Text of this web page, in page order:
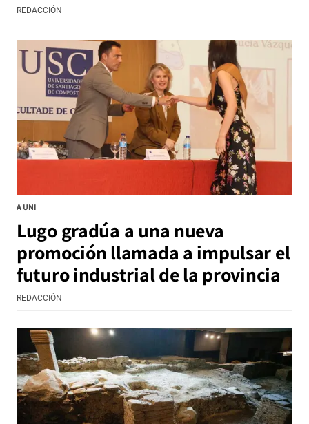
REDACCIÓN
A UNI
Lugo gradúa a una nueva
promoción llamada a impulsar el
futuro industrial de la provincia
REDACCIÓN